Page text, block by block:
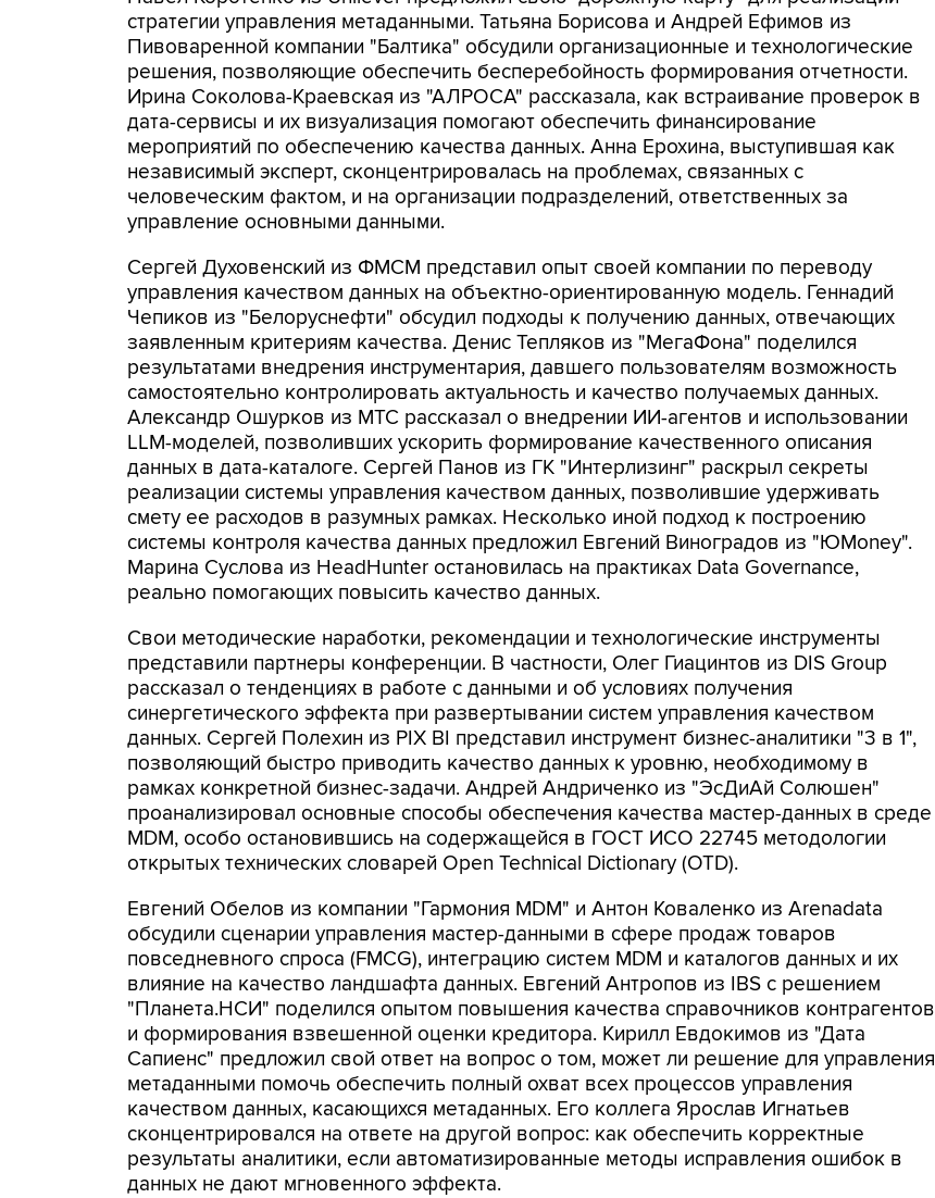
стратегии управления метаданными. Татьяна Борисова и Андрей Ефимов из
Пивоваренной компании "Балтика" обсудили организационные и технологические
решения, позволяющие обеспечить бесперебойность формирования отчетности.
Ирина Соколова-Краевская из "АЛРОСА" рассказала, как встраивание проверок в
дата-сервисы и их визуализация помогают обеспечить финансирование
мероприятий по обеспечению качества данных. Анна Ерохина, выступившая как
независимый эксперт, сконцентрировалась на проблемах, связанных с
человеческим фактом, и на организации подразделений, ответственных за
управление основными данными.
Сергей Духовенский из ФМСМ представил опыт своей компании по переводу
управления качеством данных на объектно-ориентированную модель. Геннадий
Чепиков из "Белоруснефти" обсудил подходы к получению данных, отвечающих
заявленным критериям качества. Денис Тепляков из "МегаФона" поделился
результатами внедрения инструментария, давшего пользователям возможность
самостоятельно контролировать актуальность и качество получаемых данных.
Александр Ошурков из МТС рассказал о внедрении ИИ-агентов и использовании
LLM-моделей, позволивших ускорить формирование качественного описания
данных в дата-каталоге. Сергей Панов из ГК "Интерлизинг" раскрыл секреты
реализации системы управления качеством данных, позволившие удерживать
смету ее расходов в разумных рамках. Несколько иной подход к построению
системы контроля качества данных предложил Евгений Виноградов из "ЮMoney".
Марина Суслова из HeadHunter остановилась на практиках Data Governance,
реально помогающих повысить качество данных.
Свои методические наработки, рекомендации и технологические инструменты
представили партнеры конференции. В частности, Олег Гиацинтов из DIS Group
рассказал о тенденциях в работе с данными и об условиях получения
синергетического эффекта при развертывании систем управления качеством
данных. Сергей Полехин из PIX BI представил инструмент бизнес-аналитики "3 в 1",
позволяющий быстро приводить качество данных к уровню, необходимому в
рамках конкретной бизнес-задачи. Андрей Андриченко из "ЭсДиАй Солюшен"
проанализировал основные способы обеспечения качества мастер-данных в среде
MDM, особо остановившись на содержащейся в ГОСТ ИСО 22745 методологии
открытых технических словарей Open Technical Dictionary (OTD).
Евгений Обелов из компании "Гармония MDM" и Антон Коваленко из Arenadata
обсудили сценарии управления мастер-данными в сфере продаж товаров
повседневного спроса (FMCG), интеграцию систем MDM и каталогов данных и их
влияние на качество ландшафта данных. Евгений Антропов из IBS с решением
"Планета.НСИ" поделился опытом повышения качества справочников контрагентов
и формирования взвешенной оценки кредитора. Кирилл Евдокимов из "Дата
Сапиенс" предложил свой ответ на вопрос о том, может ли решение для управления
метаданными помочь обеспечить полный охват всех процессов управления
качеством данных, касающихся метаданных. Его коллега Ярослав Игнатьев
сконцентрировался на ответе на другой вопрос: как обеспечить корректные
результаты аналитики, если автоматизированные методы исправления ошибок в
данных не дают мгновенного эффекта.